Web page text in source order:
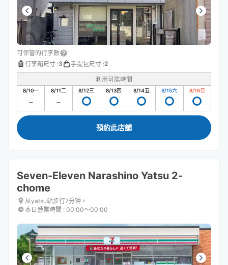
可保管的行李數
行李箱尺寸 :3 手提包尺寸 :2
利用可能時間
8/10一 8/11二 8/12三 8/13四 8/14五 8/15六 8/16日
預約此店舖
Seven-Eleven Narashino Yatsu 2-
chome
从yatsu站步行7分钟。
本日營業時間 : 00:00〜00:00